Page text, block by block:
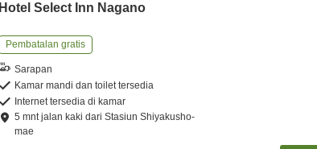
Hotel Select Inn Nagano
Pembatalan gratis
Sarapan
Kamar mandi dan toilet tersedia
Internet tersedia di kamar
5 mntjalan kaki dariStasiun Shiyakusho-
mae